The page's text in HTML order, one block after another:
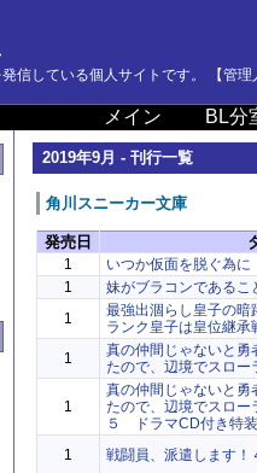
信している個人サイトです。 【管理
メイン BL分
2019年9月 - 刊行一覧
角川スニーカー文庫
発売日
1 いつか仮面を脱ぐ為
1
妹がブラコンであるこ
1
最強出涸らし皇子の
ランク皇子は皇位継承
1
真の仲間じゃないと勇
たので、辺境でスロー
1
真の仲間じゃないと勇
たので、辺境でスロー
５ ドラマCD付き特
1 戦闘員、派遣します！